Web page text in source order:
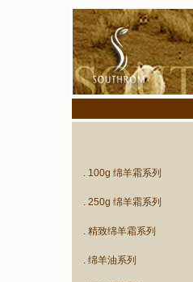
. 100g 绵羊霜系列
. 250g 绵羊霜系列
. 精致绵羊霜系列
. 绵羊油系列